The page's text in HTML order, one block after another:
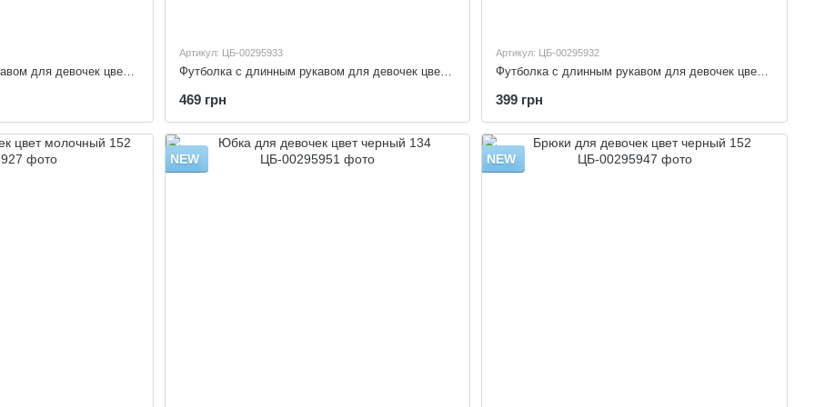
Артикул: ЦБ-00295933
Футболка с длинным рукавом для девочек цвет черный 152
469 грн
Артикул: ЦБ-00295932
399 грн
NEW NEW